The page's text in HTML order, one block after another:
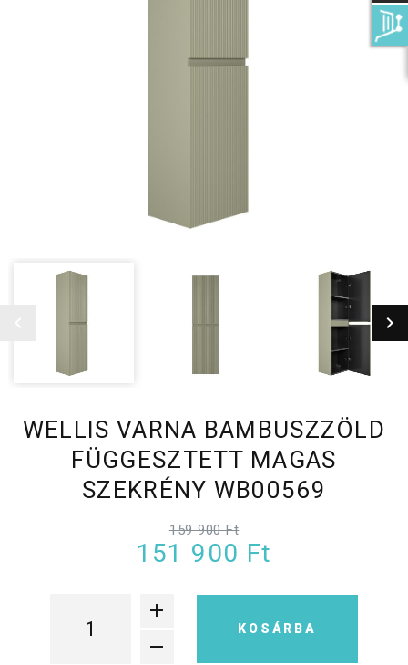
WELLIS VARNA BAMBUSZZÖLD
FÜGGESZTETT MAGAS
SZEKRÉNY WB00569
159 900 Ft
151 900 Ft
KOSÁRBA